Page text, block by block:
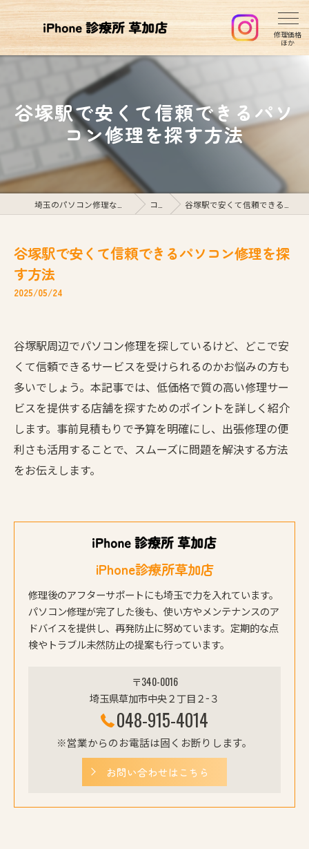
谷塚駅で安くて信頼できるパソ
コン修理を探す方法
コラム 谷塚駅で安くて信頼できるパソコン修理を探す方法
谷塚駅で安くて信頼できるパソコン修理を探
す方法
2025/05/24
谷塚駅周辺でパソコン修理を探しているけど、どこで安
くて信頼できるサービスを受けられるのかお悩みの方も
多いでしょう。本記事では、低価格で質の高い修理サー
ビスを提供する店舗を探すためのポイントを詳しく紹介
します。事前見積もりで予算を明確にし、出張修理の便
利さも活用することで、スムーズに問題を解決する方法
をお伝えします。
iPhone診療所草加店
修理後のアフターサポートにも埼玉で力を入れています。
パソコン修理が完了した後も、使い方やメンテナンスのア
ドバイスを提供し、再発防止に努めています。定期的な点
検やトラブル未然防止の提案も行っています。
〒340-0016
埼玉県草加市中央２丁目２−３
048-915-4014
※営業からのお電話は固くお断りします。
お問い合わせはこちら